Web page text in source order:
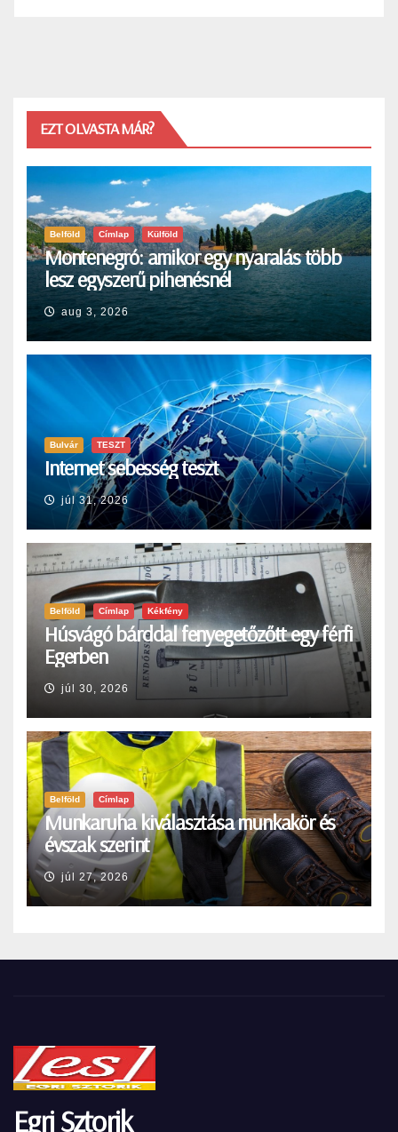
EZT OLVASTA MÁR?
Belföld Címlap Külföld
Montenegró: amikor egy nyaralás több
lesz egyszerű pihenésnél
aug 3, 2026
Bulvár TESZT
Internet sebesség teszt
júl 31, 2026
Belföld Címlap Kékfény
Húsvágó bárddal fenyegetőzőtt egy férfi
Egerben
júl 30, 2026
Belföld Címlap
Munkaruha kiválasztása munkakör és
évszak szerint
júl 27, 2026
Egri Sztorik